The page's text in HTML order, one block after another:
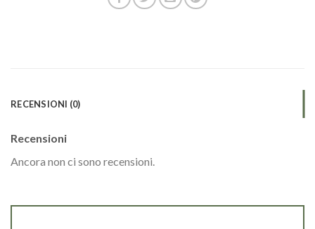
RECENSIONI (0)
Recensioni
Ancora non ci sono recensioni.